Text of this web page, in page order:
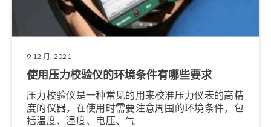
9 12 月, 2021
使用压力校验仪的环境条件有哪些要求
压力校验仪是一种常见的用来校准压力仪表的高精
度的仪器，在使用时需要注意周围的环境条件，包
括温度、湿度、电压、气